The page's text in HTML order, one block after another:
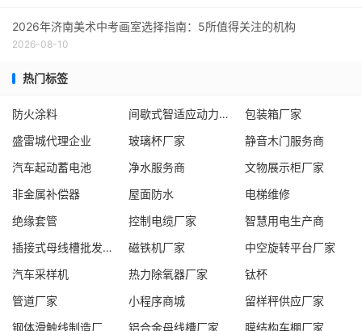
2026年济南美术中考画室选择指南：5所值得关注的机构
2026-08-10
热门标签
防火涂料 间歇式智适应动力模块制造企业
包装箱厂家
盛雷城代理企业
玻璃杯厂家
静音木门服务商
汽车起动蓄电池
净水服务商
文物展示柜厂家
非金属补偿器
屋面防水
电梯维修
绝缘套管
控制电缆厂家
智慧用电生产商
插接式母线槽批发厂家
磁铁机厂家
中空旋转平台厂家
汽车采样机
热力除氧器厂家
钛杯
管道厂家
小程序商城
留样秤供应厂家
钢体滑触线制造厂
铝合金母线槽厂家 膜结构车棚厂家